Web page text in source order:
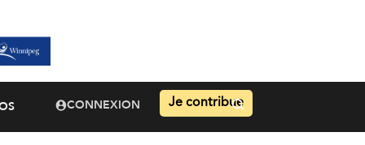
CONNEXION Je contribue